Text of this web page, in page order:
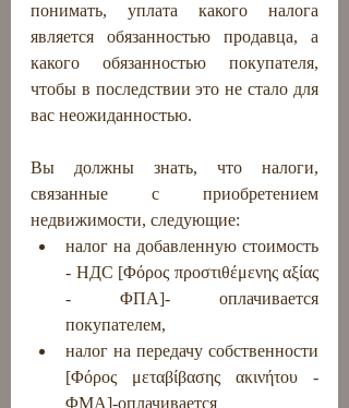
понимать, уплата какого налога
является обязанностью продавца, а
какого обязанностью покупателя,
чтобы в последствии это не стало для
вас неожиданностью.
Вы должны знать, что налоги,
связанные с приобретением
недвижимости, следующие:
налог на добавленную стоимость
- НДС [Φόρος προστιθέμενης αξίας
- ΦΠΑ]- оплачивается
покупателем,
налог на передачу собственности
[Φόρος μεταβίβασης ακινήτου -
ΦΜΑ]-оплачивается